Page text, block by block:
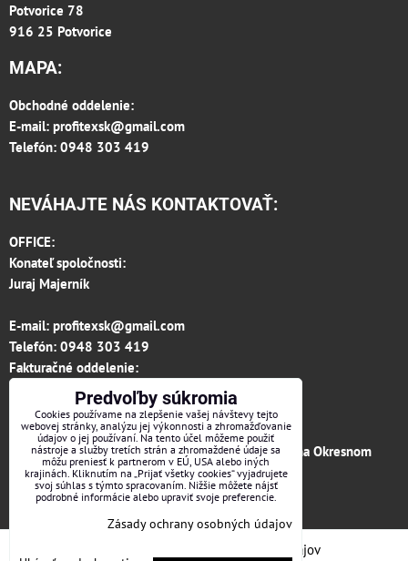
Potvorice 78
916 25 Potvorice
MAPA:
Obchodné oddelenie:
E-mail: profitexsk@gmail.com
Telefón: 0948 303 419
NEVÁHAJTE NÁS KONTAKTOVAŤ:
OFFICE:
Konateľ spoločnosti:
Juraj Majerník
E-mail: profitexsk@gmail.com
Telefón: 0948 303 419
Fakturačné oddelenie:
invoice.profitexsk@gmail.com
IČO: 36313157
IČ DPH: SK 2020182615
Firma je zapísaná v obchodnom registri vedenom na Okresnom
súde v Trenčíne, vložka č.12066/R odd. s.r.o.
Zásady ochrany osobných údajov
Predvoľby súkromia
Cookies používame na zlepšenie vašej návštevy tejto
webovej stránky, analýzu jej výkonnosti a zhromažďovanie
údajov o jej používaní. Na tento účel môžeme použiť
nástroje a služby tretích strán a zhromaždené údaje sa
môžu preniesť k partnerom v EÚ, USA alebo iných
krajinách. Kliknutím na „Prijať všetky cookies“ vyjadrujete
svoj súhlas s týmto spracovaním. Nižšie môžete nájsť
podrobné informácie alebo upraviť svoje preferencie.
Zásady ochrany osobných údajov